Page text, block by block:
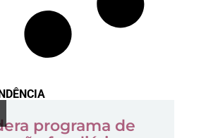
programa de